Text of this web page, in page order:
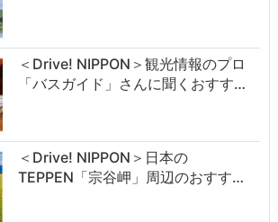
＜Drive! NIPPON＞観光情報のプロ
「バスガイド」さんに聞くおすす…
＜Drive! NIPPON＞日本の
TEPPEN「宗谷岬」周辺のおすす…